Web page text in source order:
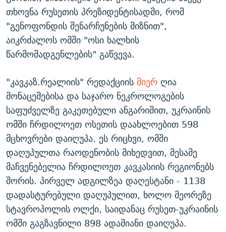
თხოვნა რუსეთის პრეზიდენტისადმი, რომ
"გენოფონდის შენარჩუნების მიზნით",
აიკრძალოს ომში "ოსი ხალხის
წარმომადგენლების" გაწვევა.
"კავკაზ.რეალიის" რედაქციისმიერ ღია
მონაცემებისა და საჯარო ნეკროლოგების
საფუძველზე გაკეთებული ანგარიშით, უკრაინის
ომში ჩრდილოეთ ოსეთის დაახლოებით 598
მცხოვრები დაიღუპა. ეს რიცხვი, ომში
დაღუპულთა რაოდენობის მიხედვით, მესამე
მაჩვენებელია ჩრდილოეთ კავკასიის რეგიონებს
შორის. პირველ ადგილზეა დაღესტანი - 1138
დადასტურებული დაღუპულით, ხოლო მეორეზე
სტავროპოლის ოლქი, საიდანაც რუსეთ-უკრაინის
ომში გაგზავნილი 898 ადამიანი დაიღუპა.